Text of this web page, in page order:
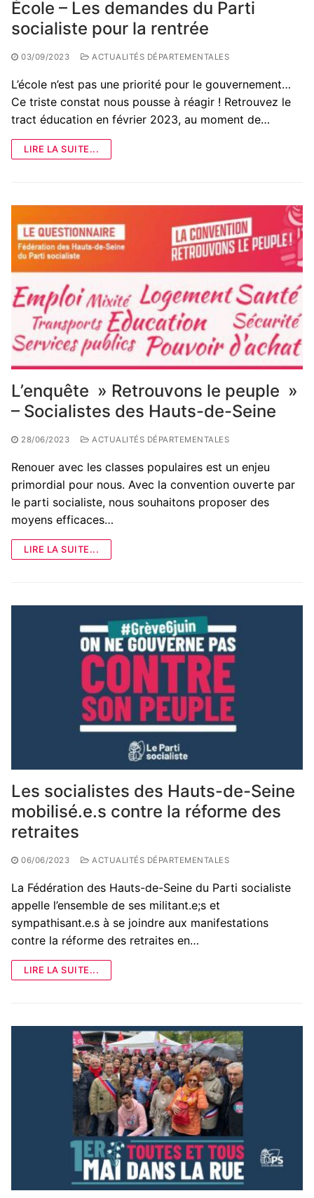
École – Les demandes du Parti
socialiste pour la rentrée
03/09/2023 ACTUALITÉS DÉPARTEMENTALES
L’école n’est pas une priorité pour le gouvernement…
Ce triste constat nous pousse à réagir ! Retrouvez le
tract éducation en février 2023, au moment de…
LIRE LA SUITE...
L’enquête » Retrouvons le peuple »
– Socialistes des Hauts-de-Seine
28/06/2023 ACTUALITÉS DÉPARTEMENTALES
Renouer avec les classes populaires est un enjeu
primordial pour nous. Avec la convention ouverte par
le parti socialiste, nous souhaitons proposer des
moyens efficaces…
LIRE LA SUITE...
Les socialistes des Hauts-de-Seine
mobilisé.e.s contre la réforme des
retraites
06/06/2023 ACTUALITÉS DÉPARTEMENTALES
La Fédération des Hauts-de-Seine du Parti socialiste
appelle l’ensemble de ses militant.e;s et
sympathisant.e.s à se joindre aux manifestations
contre la réforme des retraites en…
LIRE LA SUITE...